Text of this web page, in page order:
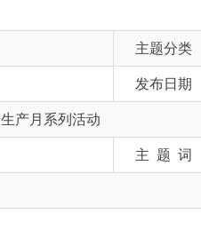
2025-06-17
动
主 题 词
查找身边安全隐患”。6月